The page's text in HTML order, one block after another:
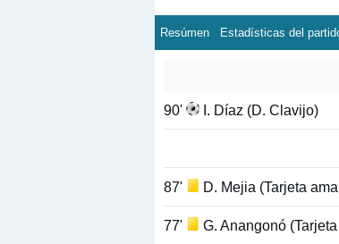
Resúmen Estadísticas del
90' I. Díaz (D. Clavijo)
87' D. Mejia (Tarjeta
77' G. Anangonó